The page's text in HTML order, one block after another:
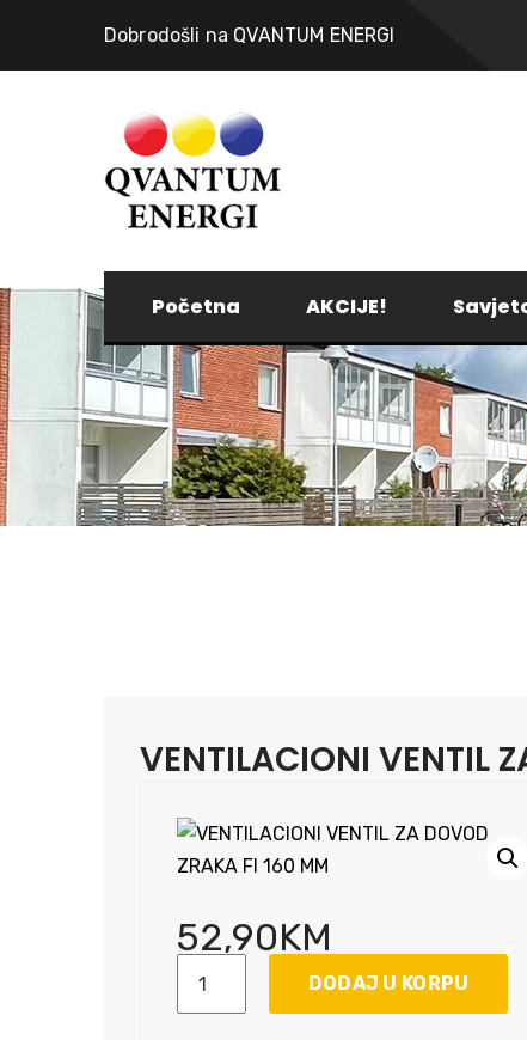
Dobrodošli na QVANTUM ENERGI
Početna AKCIJE!
VENTILACIONI VENTIL
52,90KM
DODAJ U KORPU